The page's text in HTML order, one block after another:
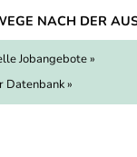
NACH DER
Jobangebote »
Datenbank »